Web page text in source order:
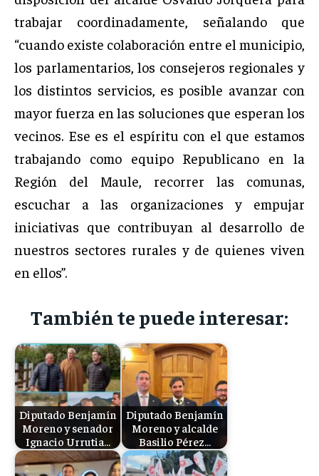
trabajar coordinadamente, señalando que
“cuando existe colaboración entre el municipio,
los parlamentarios, los consejeros regionales y
los distintos servicios, es posible avanzar con
mayor fuerza en las soluciones que esperan los
vecinos. Ese es el espíritu con el que estamos
trabajando como equipo Republicano en la
Región del Maule, recorrer las comunas,
escuchar a las organizaciones y empujar
iniciativas que contribuyan al desarrollo de
nuestros sectores rurales y de quienes viven
en ellos”.
También te puede interesar:
Diputado Benjamín
Moreno y senador
Ignacio Urrutia…
Diputado Benjamín
Moreno y alcalde
Basilio Pérez…